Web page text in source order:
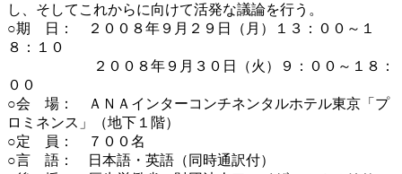
し、そしてこれからに向けて活発な議論を行う。
○期 日： ２００８年９月２９日（月）１３：００～１
８：１０
２００８年９月３０日（火）９：００～１８：
００
○会 場： ＡＮＡインターコンチネンタルホテル東京「プ
ロミネンス」（地下１階）
○定 員： ７００名
○言 語： 日本語・英語（同時通訳付）